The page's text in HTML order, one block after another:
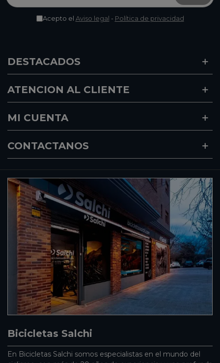
Acepto el Aviso legal - Política de privacidad
DESTACADOS
ATENCION AL CLIENTE
MI CUENTA
CONTACTANOS
Bicicletas Salchi
En Bicicletas Salchi somos especialistas en el mundo del